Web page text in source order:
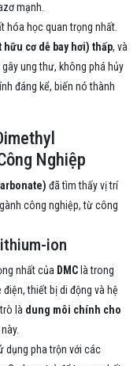
mạnh.
hóa học quan trọng nhất.
hữu cơ dễ bay hơi) thấp, và
ung thư, không phá hủy
đáng kể, biến nó thành
Nghiệp
đã tìm thấy vị trí
công nghiệp, từ công
ion
nhất của DMClà trong
thiết bị di động và hệ
là dung môi chính cho
dụng pha trộn với các